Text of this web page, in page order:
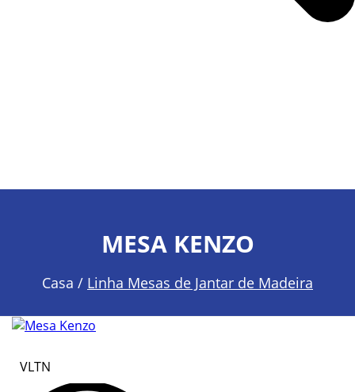
MESA KENZO
Casa / Linha Mesas de Jantar de Madeira
VLTN